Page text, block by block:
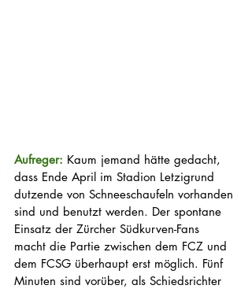
Aufreger: Kaum jemand hätte gedacht,
dass Ende April im Stadion Letzigrund
dutzende von Schneeschaufeln vorhanden
sind und benutzt werden. Der spontane
Einsatz der Zürcher Südkurven-Fans
macht die Partie zwischen dem FCZ und
dem FCSG überhaupt erst möglich. Fünf
Minuten sind vorüber, als Schiedsrichter